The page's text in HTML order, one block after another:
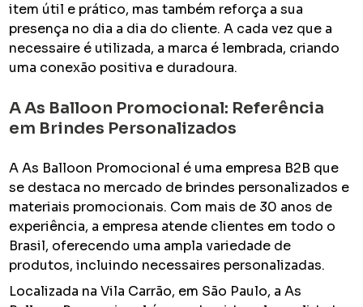
item útil e prático, mas também reforça a sua
presença no dia a dia do cliente. A cada vez que a
necessaire é utilizada, a marca é lembrada, criando
uma conexão positiva e duradoura.
A As Balloon Promocional: Referência
em Brindes Personalizados
A As Balloon Promocional é uma empresa B2B que
se destaca no mercado de brindes personalizados e
materiais promocionais. Com mais de 30 anos de
experiência, a empresa atende clientes em todo o
Brasil, oferecendo uma ampla variedade de
produtos, incluindo necessaires personalizadas.
Localizada na Vila Carrão, em São Paulo, a As